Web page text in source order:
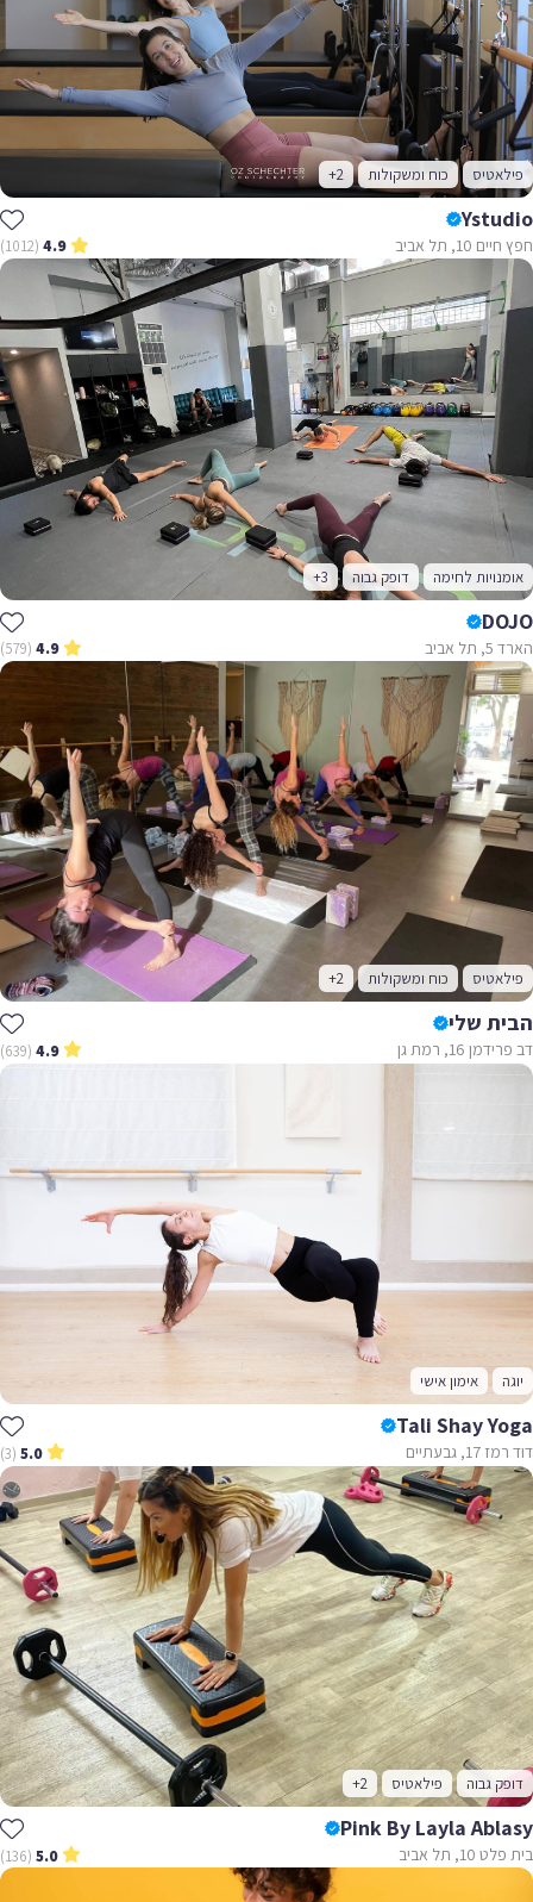
פילאטיס כוח ומשקולות +2
Ystudio
חפץ חיים 10, תל אביב 4.9
(1012)
אומנויות לחימה דופק גבוה +3
DOJO
הארד 5, תל אביב 4.9
(579)
פילאטיס כוח ומשקולות +2
הבית שלי
דב פרידמן 16, רמת גן 4.9
(639)
יוגה אימון אישי
Tali Shay Yoga
דוד רמז 17, גבעתיים 5.0
(3)
דופק גבוה פילאטיס +2
Pink By Layla Ablasy
בית פלט 10, תל אביב 5.0
(136)